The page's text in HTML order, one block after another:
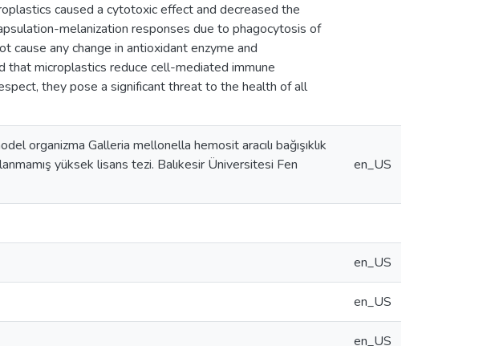
caused a cytotoxic effect and decreased the
melanization responses due to phagocytosis of
cause any change in antioxidant enzyme and
microplastics reduce cell-mediated immune
they pose a significant threat to the health of all
organizma Galleria mellonella hemosit aracılı bağışıklık
yüksek lisans tezi. Balıkesir Üniversitesi Fen
en_US
en_US
en_US
en_US